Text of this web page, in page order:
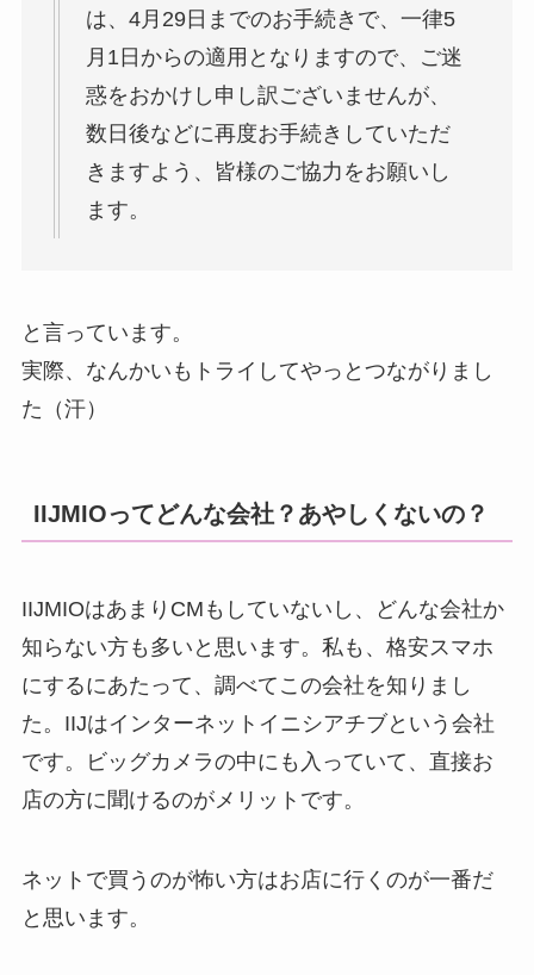
は、4月29日までのお手続きで、一律5
月1日からの適用となりますので、ご迷
惑をおかけし申し訳ございませんが、
数日後などに再度お手続きしていただ
きますよう、皆様のご協力をお願いし
ます。
と言っています。
実際、なんかいもトライしてやっとつながりまし
た（汗）
IIJMIOってどんな会社？あやしくないの？
IIJMIOはあまりCMもしていないし、どんな会社か
知らない方も多いと思います。私も、格安スマホ
にするにあたって、調べてこの会社を知りまし
た。IIJはインターネットイニシアチブという会社
です。ビッグカメラの中にも入っていて、直接お
店の方に聞けるのがメリットです。
ネットで買うのが怖い方はお店に行くのが一番だ
と思います。